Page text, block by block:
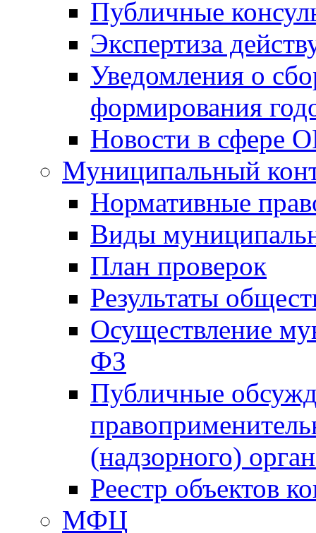
Публичные
Экспертиза
Уведомления о
формирования
Новости в сфере
Муниципальный
Нормативные
Виды
План проверок
Результаты
Осуществление
ФЗ
Публичные
(надзорного)
Реестр объектов
МФЦ